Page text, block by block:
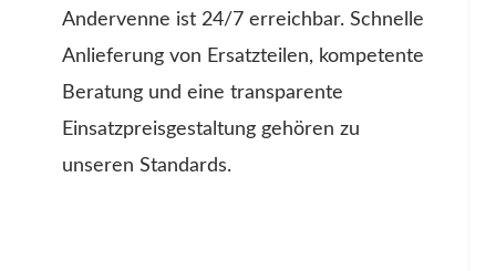
Andervenne ist 24/7 erreichbar. Schnelle
Anlieferung von Ersatzteilen, kompetente
Beratung und eine transparente
Einsatzpreisgestaltung gehören zu
unseren Standards.